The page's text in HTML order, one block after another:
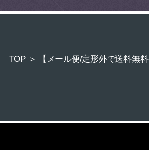
TOP＞ 【メール便/定形外で送料無